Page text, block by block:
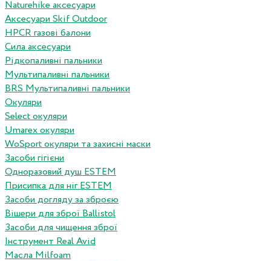
Naturehike аксесуари
Аксесуари Skif Outdoor
HPCR газові балони
Сила аксесуари
Рідкопаливні пальники
Мультипаливні пальники
BRS Мультипаливні пальники
Окуляри
Select окуляри
Umarex окуляри
WoSport окуляри та захисні маски
Засоби гігієни
Одноразовий душ ESTEM
Присипка для ніг ESTEM
Засоби догляду за зброєю
Вішери для зброї Ballistol
Засоби для чищення зброї
Інструмент Real Avid
Масла Milfoam